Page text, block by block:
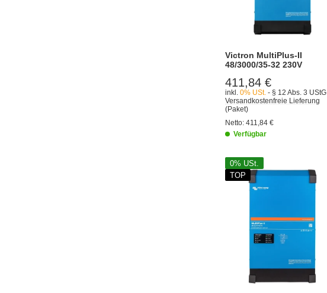
Victron MultiPlus-II
48/3000/35-32 230V
411,84 €
inkl. 0% USt. - § 12 Abs. 3 UStG
Versandkostenfreie Lieferung
(Paket)
Netto: 411,84 €
Verfügbar
0% USt.
TOP